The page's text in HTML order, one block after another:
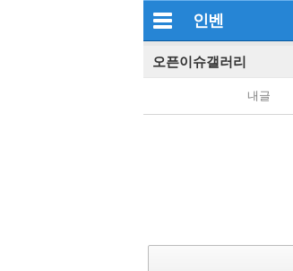
인벤
오픈이슈갤러리
내글